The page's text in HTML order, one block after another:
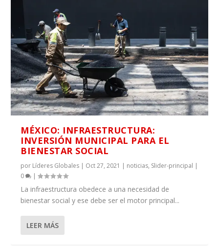
MÉXICO: INFRAESTRUCTURA:
INVERSIÓN MUNICIPAL PARA EL
BIENESTAR SOCIAL
por Líderes Globales | Oct 27, 2021 | noticias, Slider-principal |
0
|
La infraestructura obedece a una necesidad de
bienestar social y ese debe ser el motor principal...
LEER MÁS